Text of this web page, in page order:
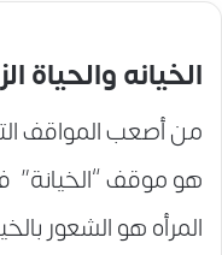
الخيانه والحياة
من أصعب المواقف
هو موقف “الخيانة”
المرأه هو الشعور